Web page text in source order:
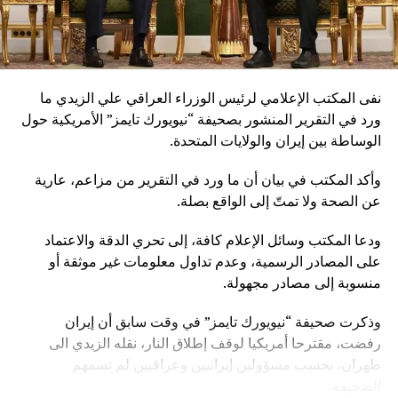
نفى المكتب الإعلامي لرئيس الوزراء العراقي علي الزيدي ما
ورد في التقرير المنشور بصحيفة “نيويورك تايمز” الأمريكية حول
الوساطة بين إيران والولايات المتحدة.
وأكد المكتب في بيان أن ما ورد في التقرير من مزاعم، عارية
عن الصحة ولا تمتّ إلى الواقع بصلة.
ودعا المكتب وسائل الإعلام كافة، إلى تحري الدقة والاعتماد
على المصادر الرسمية، وعدم تداول معلومات غير موثقة أو
منسوبة إلى مصادر مجهولة.
وذكرت صحيفة “نيويورك تايمز” في وقت سابق أن إيران
رفضت، مقترحا أمريكيا لوقف إطلاق النار، نقله الزيدي الى
طهران، بحسب مسؤولين إيرانيين وعراقيين لم تسمهم